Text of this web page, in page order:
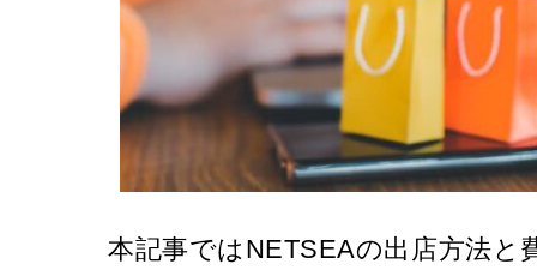
本記事ではNETSEAの出店方法と